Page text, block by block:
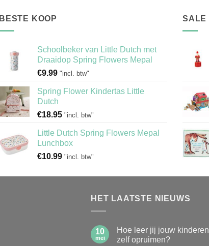
BESTE KOOP
Schoolbeker van Little Dutch met
Draaidop Spring Flowers Mepal
€9.99 "incl. btw"
Spring Flower Kindertas Little
Dutch
€18.95 "incl. btw"
Little Dutch Spring Flowers Mepal
Lunchbox
€10.99 "incl. btw"
SALE
HET LAATSTE NIEUWS
10
mei
Hoe leer jij jouw kinderen
zelf opruimen?